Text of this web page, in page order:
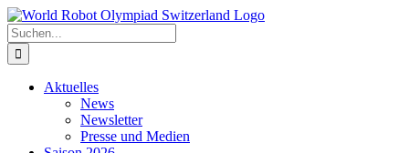
Zum
Inhalt
springen
Suche
nach:
Aktuelles
News
Newsletter
Presse und Medien